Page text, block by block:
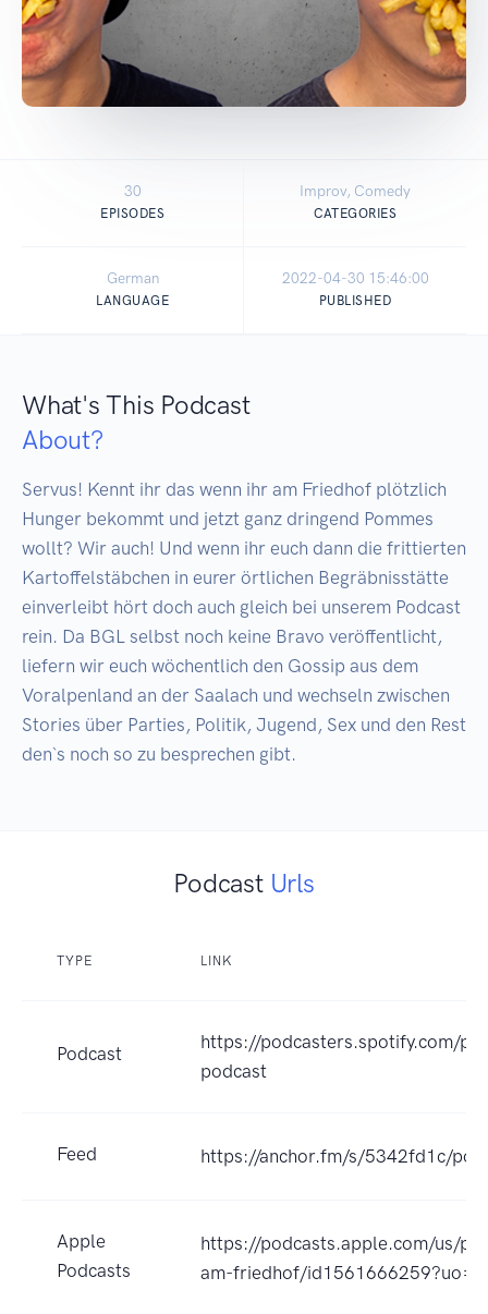
30
EPISODES
Improv, Comedy
CATEGORIES
German
LANGUAGE
2022-04-30 15:46:00
PUBLISHED
What's This Podcast
About?
Servus! Kennt ihr das wenn ihr am Friedhof plötzlich
Hunger bekommt und jetzt ganz dringend Pommes
wollt? Wir auch! Und wenn ihr euch dann die frittierten
Kartoffelstäbchen in eurer örtlichen Begräbnisstätte
einverleibt hört doch auch gleich bei unserem Podcast
rein. Da BGL selbst noch keine Bravo veröffentlicht,
liefern wir euch wöchentlich den Gossip aus dem
Voralpenland an der Saalach und wechseln zwischen
Stories über Parties, Politik, Jugend, Sex und den Rest
den`s noch so zu besprechen gibt.
Podcast Urls
TYPE LINK
Podcast
https://podcasters.spotify.com/
podcast
Feed https://anchor.fm/s/5342fd1c/
Apple
Podcasts
https://podcasts.apple.com/us/
am-friedhof/id1561666259?uo=4